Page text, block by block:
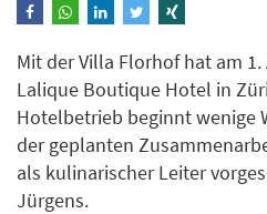
Mit der Villa Florhof hat am
Lalique Boutique Hotel in
Hotelbetrieb beginnt wenige
der geplanten
als kulinarischer Leiter
Jürgens.